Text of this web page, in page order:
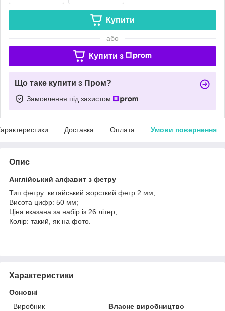
Купити
або
Купити з
Що таке купити з Пром?
Замовлення під захистом
Доставка Оплата Умови повернення
Опис
Англійський алфавит з фетру
Тип фетру: китайський жорсткий фетр 2 мм;
Висота цифр: 50 мм;
Ціна вказана за набір із 26 літер;
Колір: такий, як на фото.
Характеристики
Основні
Виробник
Власне виробництво